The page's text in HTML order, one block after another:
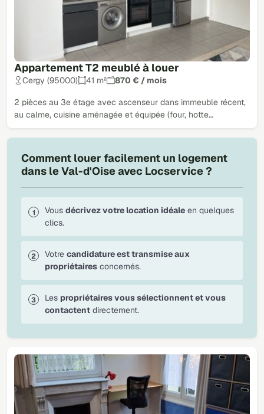
Appartement T2 meublé à louer
Cergy (95000) 41 m² 870 € / mois
2 pièces au 3e étage avec ascenseur dans immeuble récent,
au calme, cuisine aménagée et équipée (four, hotte…
Comment louer facilement un logement
dans le Val-d'Oise avec Locservice ?
Vous décrivez votre location idéale en quelques
clics.
Votre candidature est transmise aux
propriétaires concernés.
Les propriétaires vous sélectionnent et vous
contactent directement.